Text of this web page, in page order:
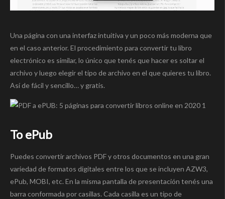
Una página con una interfaz intuitiva y un poco más moderna que
en el caso anterior. El procedimiento para convertir tu libro
electrónico es similar, lo único que tenés que hacer es soltar el
archivo y luego elegir el tipo de archivo en el que quieres tu libro.
Así de fácil y sencillo… y gratis.
To ePub
Puedes convertir archivos PDF y otros documentos en una gran
variedad de formatos digitales entre los que se incluyen AZW3,
ePub, MOBI, etc. En la misma pantalla de presentación tenés una
barra conformada por casillas. Cada casilla es un tipo de